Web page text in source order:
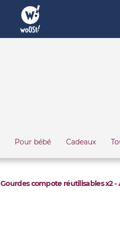
Pour bébé Cadeaux
Gourdes compote réutilisables x2 -